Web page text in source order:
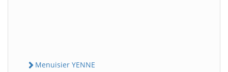
Menuisier YENNE